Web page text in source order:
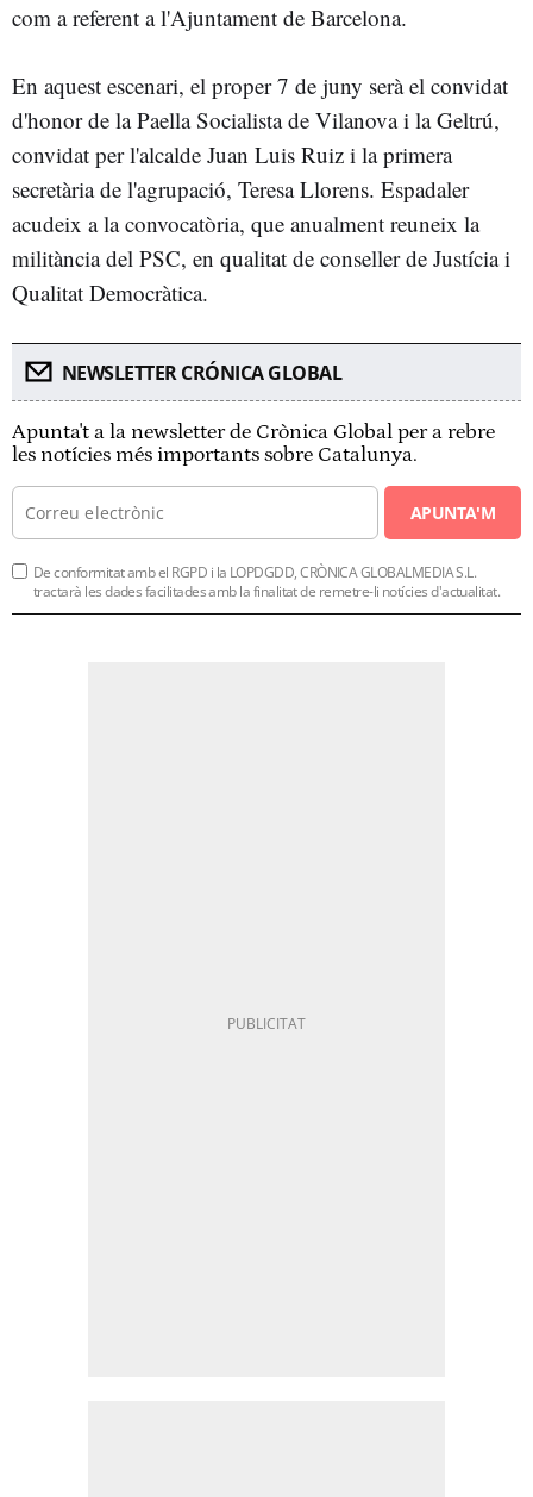
com a referent a l'Ajuntament de Barcelona.
En aquest escenari, el proper 7 de juny serà el convidat
d'honor de la Paella Socialista de Vilanova i la Geltrú,
convidat per l'alcalde Juan Luis Ruiz i la primera
secretària de l'agrupació, Teresa Llorens. Espadaler
acudeix a la convocatòria, que anualment reuneix la
militància del PSC, en qualitat de conseller de Justícia i
Qualitat Democràtica.
NEWSLETTER CRÓNICA GLOBAL
Apunta't a la newsletter de Crònica Global per a rebre
les notícies més importants sobre Catalunya.
APUNTA'M
De conformitat amb el RGPD i la LOPDGDD, CRÒNICA GLOBALMEDIA S.L.
tractarà les dades facilitades amb la finalitat de remetre-li notícies d'actualitat.